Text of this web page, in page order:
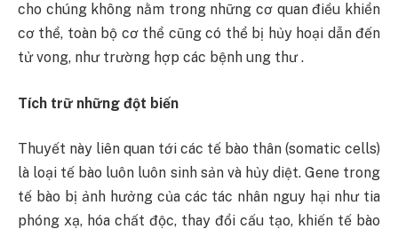
cho chúng không nằm trong những cơ quan điều khiển
cơ thể, toàn bộ cơ thể cũng có thể bị hủy hoại dẫn đến
tử vong, như trường hợp các bệnh ung thư .
Tích trữ những đột biến
Thuyết này liên quan tới các tế bào thân (somatic cells)
là loại tế bào luôn luôn sinh sản và hủy diệt. Gene trong
tế bào bị ảnh hưởng của các tác nhân nguy hại như tia
phóng xạ, hóa chất độc, thay đổi cấu tạo, khiến tế bào